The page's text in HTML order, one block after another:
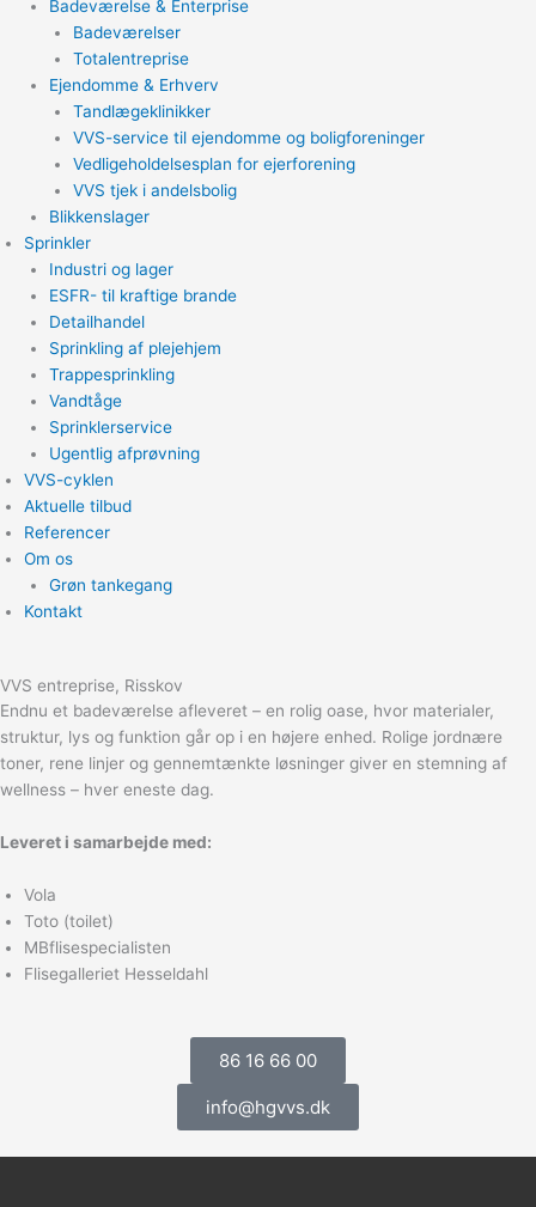
Badeværelse & Enterprise
Badeværelser
Totalentreprise
Ejendomme & Erhverv
Tandlægeklinikker
VVS-service til ejendomme og boligforeninger
Vedligeholdelsesplan for ejerforening
VVS tjek i andelsbolig
Blikkenslager
Sprinkler
Industri og lager
ESFR- til kraftige brande
Detailhandel
Sprinkling af plejehjem
Trappesprinkling
Vandtåge
Sprinklerservice
Ugentlig afprøvning
VVS-cyklen
Aktuelle tilbud
Referencer
Om os
Grøn tankegang
Kontakt
VVS entreprise, Risskov
Endnu et badeværelse afleveret – en rolig oase, hvor materialer,
struktur, lys og funktion går op i en højere enhed. Rolige jordnære
toner, rene linjer og gennemtænkte løsninger giver en stemning af
wellness – hver eneste dag.
Leveret i samarbejde med:
Vola
Toto (toilet)
MBflisespecialisten
Flisegalleriet Hesseldahl
86 16 66 00
info@hgvvs.dk